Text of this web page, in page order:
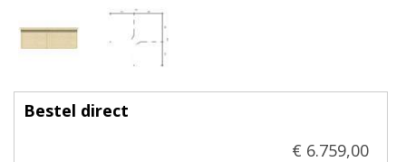
Bestel direct
€ 6.759,00